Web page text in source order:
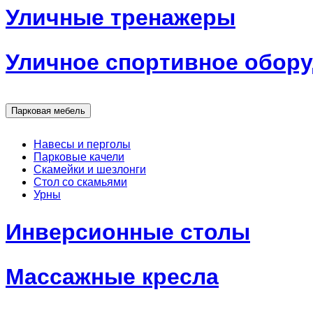
Уличные тренажеры
Уличное спортивное
Парковая мебель
Навесы и перголы
Парковые качели
Скамейки и шезлонги
Стол со скамьями
Урны
Инверсионные столы
Массажные кресла